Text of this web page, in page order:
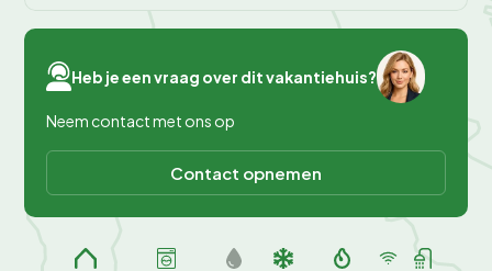
Heb je een vraag over dit vakantiehuis?
Neem contact met ons op
Contact opnemen